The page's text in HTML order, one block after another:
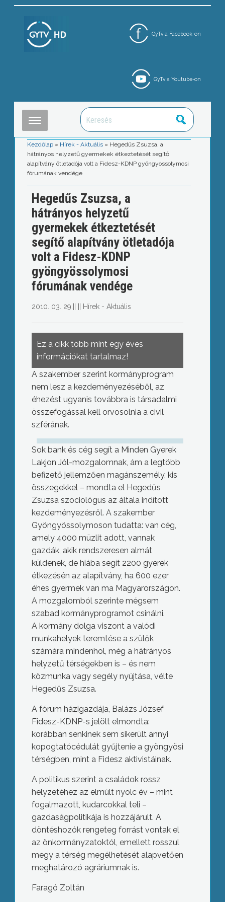
GyTv a Facebook-on
GyTv a Youtube-on
Kezdőlap » Hírek - Aktuális » Hegedűs Zsuzsa, a
hátrányos helyzetű gyermekek étkeztetését segítő
alapítvány ötletadója volt a Fidesz-KDNP gyöngyössolymosi
fórumának vendége
Hegedűs Zsuzsa, a
hátrányos helyzetű
gyermekek étkeztetését
segítő alapítvány ötletadója
volt a Fidesz-KDNP
gyöngyössolymosi
fórumának vendége
2010. 03. 29. Hírek - Aktuális
Ez a cikk több mint egy éves
információkat tartalmaz!
A szakember szerint kormányprogram
nem lesz a kezdeményezéséből, az
éhezést ugyanis továbbra is társadalmi
összefogással kell orvosolnia a civil
szférának.
Sok bank és cég segít a Minden Gyerek
Lakjon Jól-mozgalomnak, ám a legtöbb
befizető jellemzően magánszemély, kis
összegekkel – mondta el Hegedűs
Zsuzsa szociológus az általa indított
kezdeményezésről. A szakember
Gyöngyössolymoson tudatta: van cég,
amely 4000 müzlit adott, vannak
gazdák, akik rendszeresen almát
küldenek, de hiába segít 2200 gyerek
étkezésén az alapítvány, ha 600 ezer
éhes gyermek van ma Magyarországon.
A mozgalomból szerinte mégsem
szabad kormányprogramot csinálni.
A kormány dolga viszont a valódi
munkahelyek teremtése a szülők
számára mindenhol, még a hátrányos
helyzetű térségekben is – és nem
közmunka vagy segély nyújtása, vélte
Hegedűs Zsuzsa.
A fórum házigazdája, Balázs József
Fidesz-KDNP-s jelölt elmondta:
korábban senkinek sem sikerült annyi
kopogtatócédulát gyűjtenie a gyöngyösi
térségben, mint a Fidesz aktivistáinak.
A politikus szerint a családok rossz
helyzetéhez az elmúlt nyolc év – mint
fogalmazott, kudarcokkal teli –
gazdaságpolitikája is hozzájárult. A
döntéshozók rengeteg forrást vontak el
az önkormányzatoktól, emellett rosszul
megy a térség megélhetését alapvetően
meghatározó agráriumnak is.
Faragó Zoltán